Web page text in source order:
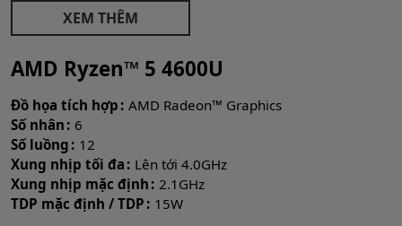
XEM THÊM
AMD Ryzen™ 5 4600U
Đồ họa tích hợp AMD Radeon™ Graphics
Số nhân
6
Số luồng
12
Xung nhịp tối đa
Lên tới 4.0GHz
Xung nhịp mặc định 2.1GHz
TDP mặc định / TDP
15W